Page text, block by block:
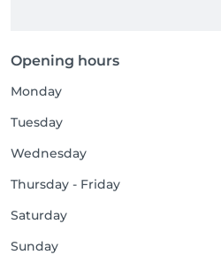
Opening hours
Monday
Tuesday
Wednesday
Thursday - Friday
Saturday
Sunday